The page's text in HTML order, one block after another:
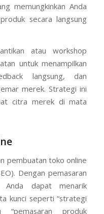
memungkinkan Anda
secara langsung
atau workshop
untuk menampilkan
langsung, dan
merek. Strategi ini
citra merek di mata
pembuatan toko online
Dengan pemasaran
dapat menarik
kunci seperti “strategi
“pemasaran produk